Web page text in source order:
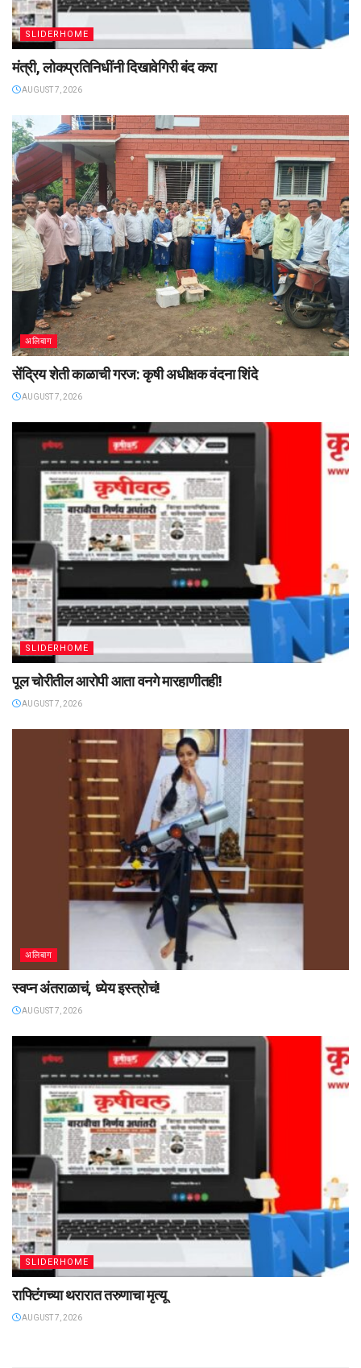
SLIDERHOME
मंत्री, लोकप्रतिनिधींनी दिखावेगिरी बंद करा
AUGUST 7, 2026
अलिबाग
सेंद्रिय शेती काळाची गरज: कृषी अधीक्षक वंदना शिंदे
AUGUST 7, 2026
SLIDERHOME
पूल चोरीतील आरोपी आता वनगे मारहाणीतही!
AUGUST 7, 2026
अलिबाग
स्वप्न अंतराळाचं, ध्येय इस्त्रोचं!
AUGUST 7, 2026
SLIDERHOME
राफ्टिंगच्या थरारात तरुणाचा मृत्यू
AUGUST 7, 2026